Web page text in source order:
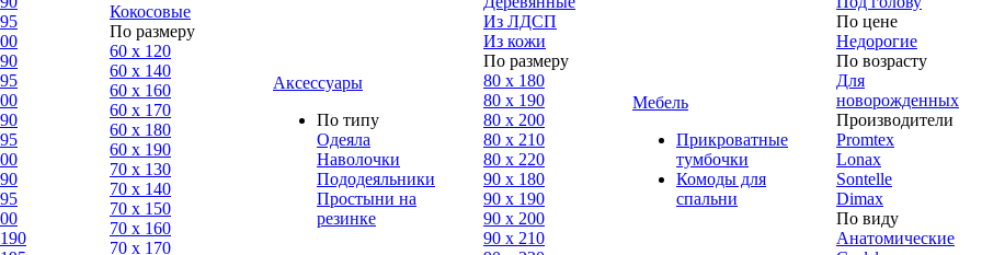
Кокосовые
По размеру
60 х 120
60 х 140
60 х 160
60 х 170
60 х 180
60 х 190
70 х 130
70 х 140
70 х 150
70 х 160
70 х 170
Аксессуары
По типу
Одеяла
Наволочки
Пододеяльники
Простыни на
резинке
Из ЛДСП
Из кожи
По размеру
80 x 180
80 x 190
80 x 200
80 x 210
80 x 220
90 x 180
90 х 190
90 х 200
90 x 210
Мебель
Прикроватные
тумбочки
Комоды для
спальни
По цене
Недорогие
По возрасту
Для
новорожденных
Производители
Promtex
Lonax
Sontelle
Dimax
По виду
Анатомические